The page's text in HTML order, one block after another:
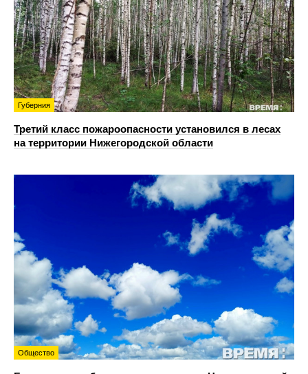
Губерния
Третий класс пожароопасности установился в лесах
на территории Нижегородской области
Общество